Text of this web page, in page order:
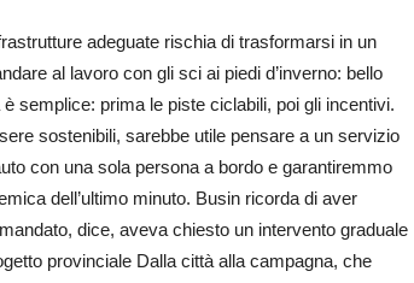
adeguate rischia di trasformarsi in un
al lavoro con gli sci ai piedi d’inverno: bello
semplice: prima le piste ciclabili, poi gli incentivi.
sostenibili, sarebbe utile pensare a un servizio
con una sola persona a bordo e garantiremmo
dell’ultimo minuto. Busin ricorda di aver
dice, aveva chiesto un intervento graduale
provinciale Dalla città alla campagna, che